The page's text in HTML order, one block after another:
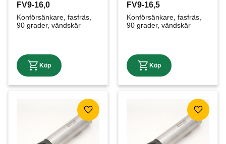
FV9-16,0
Konförsänkare, fasfräs,
90 grader, vändskär
FV9-16,5
Konförsänkare, fasfräs,
90 grader, vändskär
Lägg till i favoriter Lägg